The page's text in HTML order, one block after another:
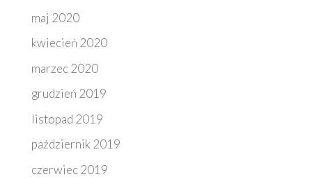
maj 2020
kwiecień 2020
marzec 2020
grudzień 2019
listopad 2019
październik 2019
czerwiec 2019